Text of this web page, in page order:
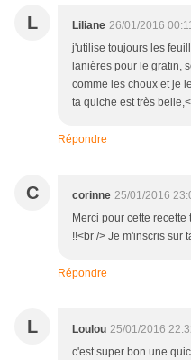
L Liliane 26/01/2016
j'utilise toujours les
lanières pour le gratin,
comme les choux et je
ta quiche est très
Répondre
C corinne 25/01/2016
Merci pour cette
!!<br /> Je m'inscris sur
Répondre
L Loulou 25/01/2016
c'est super bon une